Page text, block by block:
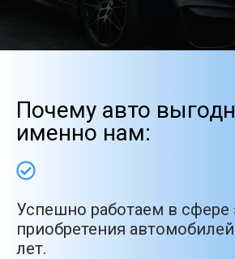
Почему авто
именно нам:
Успешно работаем в сфере
приобретения
лет.